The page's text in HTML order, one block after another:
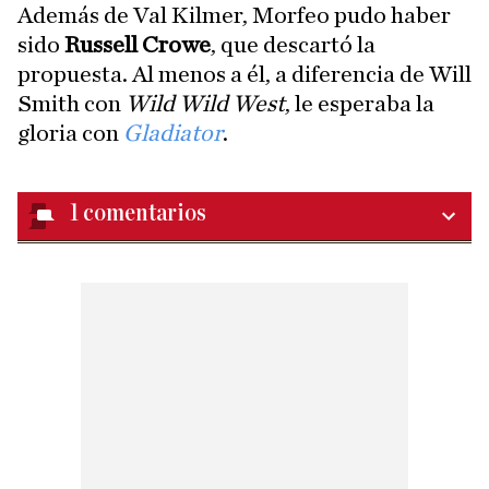
Además de Val Kilmer, Morfeo pudo haber
sido Russell Crowe, que descartó la
propuesta. Al menos a él, a diferencia de Will
Smith con Wild Wild West, le esperaba la
gloria con Gladiator.
1 comentarios